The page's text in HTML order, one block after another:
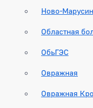
Ново-
Областная
ОбьГЭС
Овражная
Овражная